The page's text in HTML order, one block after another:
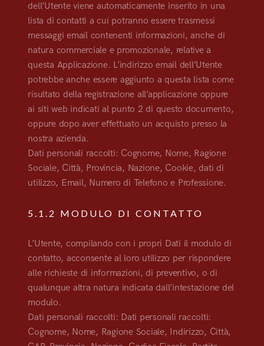
dell’Utente viene automaticamente inserito in una
lista di contatti a cui potranno essere trasmessi
messaggi email contenenti informazioni, anche di
natura commerciale e promozionale, relative a
questa Applicazione. L’indirizzo email dell’Utente
potrebbe anche essere aggiunto a questa lista come
risultato della registrazione all’applicazione oppure
ai siti web indicati al punto 2 di questo documento,
oppure dopo aver effettuato un acquisto presso la
nostra azienda.
Dati personali raccolti: Cognome, Nome, Ragione
Sociale, Città, Provincia, Nazione, Cookie, dati di
utilizzo, Email, Numero di Telefono e Professione.
5.1.2 MODULO DI CONTATTO
L’Utente, compilando con i propri Dati il modulo di
contatto, acconsente al loro utilizzo per rispondere
alle richieste di informazioni, di preventivo, o di
qualunque altra natura indicata dall’intestazione del
modulo.
Dati personali raccolti: Dati personali raccolti:
Cognome, Nome, Ragione Sociale, Indirizzo, Città,